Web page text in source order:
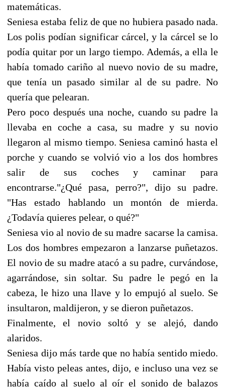
matemáticas.
Seniesa estaba feliz de que no hubiera pasado nada.
Los polis podían significar cárcel, y la cárcel se lo
podía quitar por un largo tiempo. Además, a ella le
había tomado cariño al nuevo novio de su madre,
que tenía un pasado similar al de su padre. No
quería que pelearan.
Pero poco después una noche, cuando su padre la
llevaba en coche a casa, su madre y su novio
llegaron al mismo tiempo. Seniesa caminó hasta el
porche y cuando se volvió vio a los dos hombres
salir de sus coches y caminar para
encontrarse."¿Qué pasa, perro?", dijo su padre.
"Has estado hablando un montón de mierda.
¿Todavía quieres pelear, o qué?"
Seniesa vio al novio de su madre sacarse la camisa.
Los dos hombres empezaron a lanzarse puñetazos.
El novio de su madre atacó a su padre, curvándose,
agarrándose, sin soltar. Su padre le pegó en la
cabeza, le hizo una llave y lo empujó al suelo. Se
insultaron, maldijeron, y se dieron puñetazos.
Finalmente, el novio soltó y se alejó, dando
alaridos.
Seniesa dijo más tarde que no había sentido miedo.
Había visto peleas antes, dijo, e incluso una vez se
había caído al suelo al oír el sonido de balazos